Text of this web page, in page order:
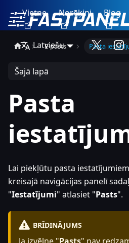
Vietne Norēķini Blog
Latviešu
E-pasts Pasta
Šajā lapā
Pasta
Lai piekļūtu pasta
kreisajā navigācijas panelī
"Iestatījumi" atlasiet "Pasts".
BRĪDINĀJUMS